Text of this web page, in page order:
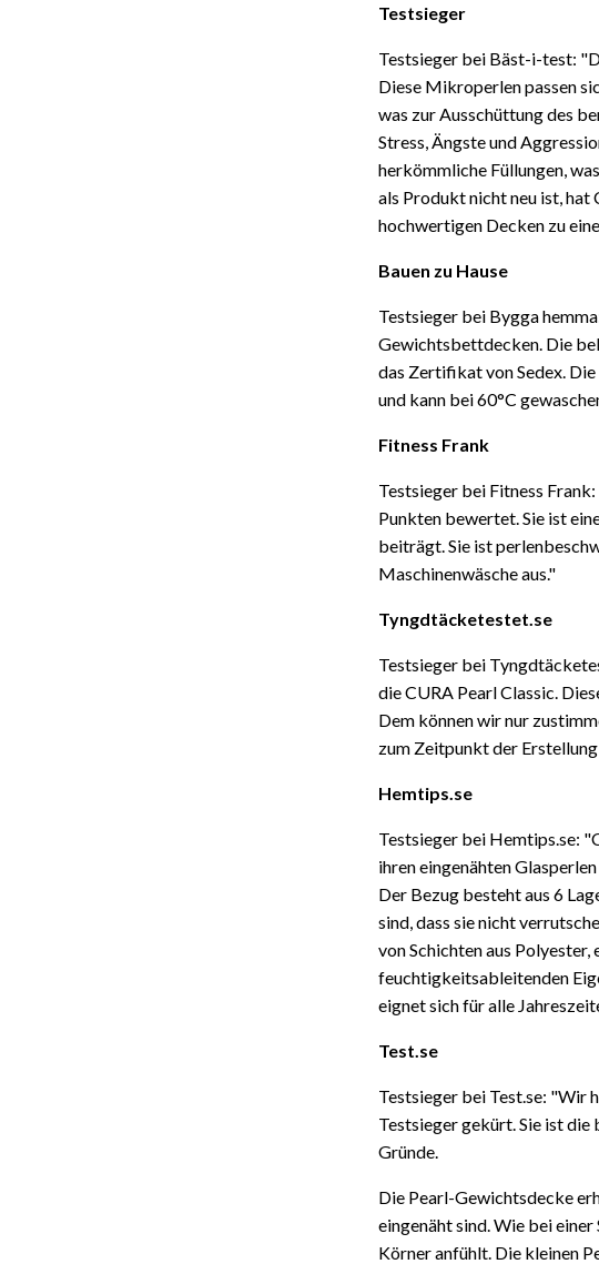
Testsieger
Testsieger bei Bäst-i-test:
Diese Mikroperlen passen
was zur Ausschüttung des
Stress, Ängste und
herkömmliche Füllungen,
als Produkt nicht neu ist,
hochwertigen Decken zu
Bauen zu Hause
Testsieger bei Bygga
Gewichtsbettdecken. Die
das Zertifikat von Sedex.
und kann bei 60°C
Fitness Frank
Testsieger bei Fitness
Punkten bewertet. Sie ist
beiträgt. Sie ist
Maschinenwäsche aus."
Tyngdtäcketestet.se
Testsieger bei
die CURA Pearl Classic.
Dem können wir nur
zum Zeitpunkt der
Hemtips.se
Testsieger bei Hemtips.se:
ihren eingenähten
Der Bezug besteht aus 6
sind, dass sie nicht
von Schichten aus
feuchtigkeitsableitenden
eignet sich für alle
Test.se
Testsieger bei Test.se: "Wir
Testsieger gekürt. Sie ist
Gründe.
Die Pearl-Gewichtsdecke
eingenäht sind. Wie bei
Körner anfühlt. Die kleinen